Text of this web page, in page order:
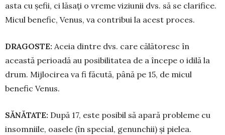
asta cu șefii, ci lăsați o vreme viziunii dvs. să se clarifice.
Micul benefic, Venus, va contribui la acest proces.
DRAGOSTE: Aceia dintre dvs. care călătoresc în
această perioadă au posi­bili­tatea de a începe o idilă la
drum. Mijlocirea va fi fă­cută, până pe 15, de micul
benefic Venus.
SĂNĂTATE: După 17, este posibil să apară probleme cu
insomniile, oasele (în special, genunchii) și pielea.